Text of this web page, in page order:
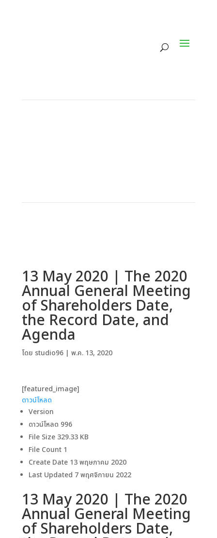
13 May 2020 | The 2020
Annual General Meeting
of Shareholders Date,
the Record Date, and
Agenda
โดย studio96| พ.ค. 13, 2020
[featured_image]
ดาวน์โหลด
Version
ดาวน์โหลด 996
File Size 329.33 KB
File Count 1
Create Date 13 พฤษภาคม 2020
Last Updated 7 พฤศจิกายน 2022
13 May 2020 | The 2020
Annual General Meeting
of Shareholders Date,